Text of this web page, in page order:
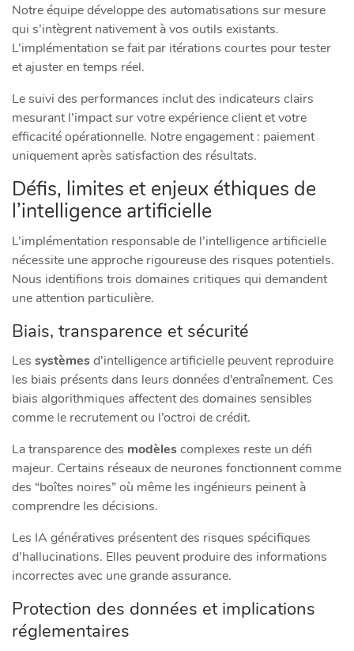
Notre équipe développe des automatisations sur mesure
qui s’intègrent nativement à vos outils existants.
L’implémentation se fait par itérations courtes pour tester
et ajuster en temps réel.
Le suivi des performances inclut des indicateurs clairs
mesurant l’impact sur votre expérience client et votre
efficacité opérationnelle. Notre engagement : paiement
uniquement après satisfaction des résultats.
Défis, limites et enjeux éthiques de
l’intelligence artificielle
L’implémentation responsable de l’intelligence artificielle
nécessite une approche rigoureuse des risques potentiels.
Nous identifions trois domaines critiques qui demandent
une attention particulière.
Biais, transparence et sécurité
Les systèmesd’intelligence artificielle peuvent reproduire
les biais présents dans leurs données d’entraînement. Ces
biais algorithmiques affectent des domaines sensibles
comme le recrutement ou l’octroi de crédit.
La transparence des modèlescomplexes reste un défi
majeur. Certains réseaux de neurones fonctionnent comme
des “boîtes noires” où même les ingénieurs peinent à
comprendre les décisions.
Les IA génératives présentent des risques spécifiques
d’hallucinations. Elles peuvent produire des informations
incorrectes avec une grande assurance.
Protection des données et implications
réglementaires